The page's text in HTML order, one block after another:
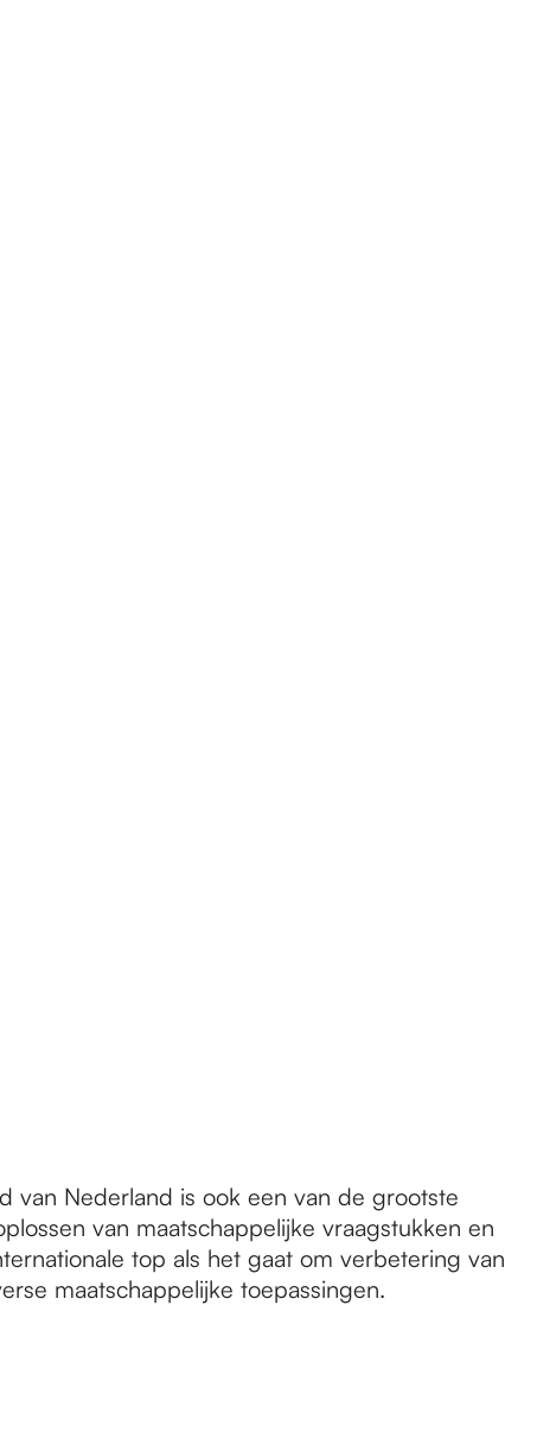
van Nederland is ook een van de grootste
van maatschappelijke vraagstukken en
top als het gaat om verbetering van
maatschappelijke toepassingen.